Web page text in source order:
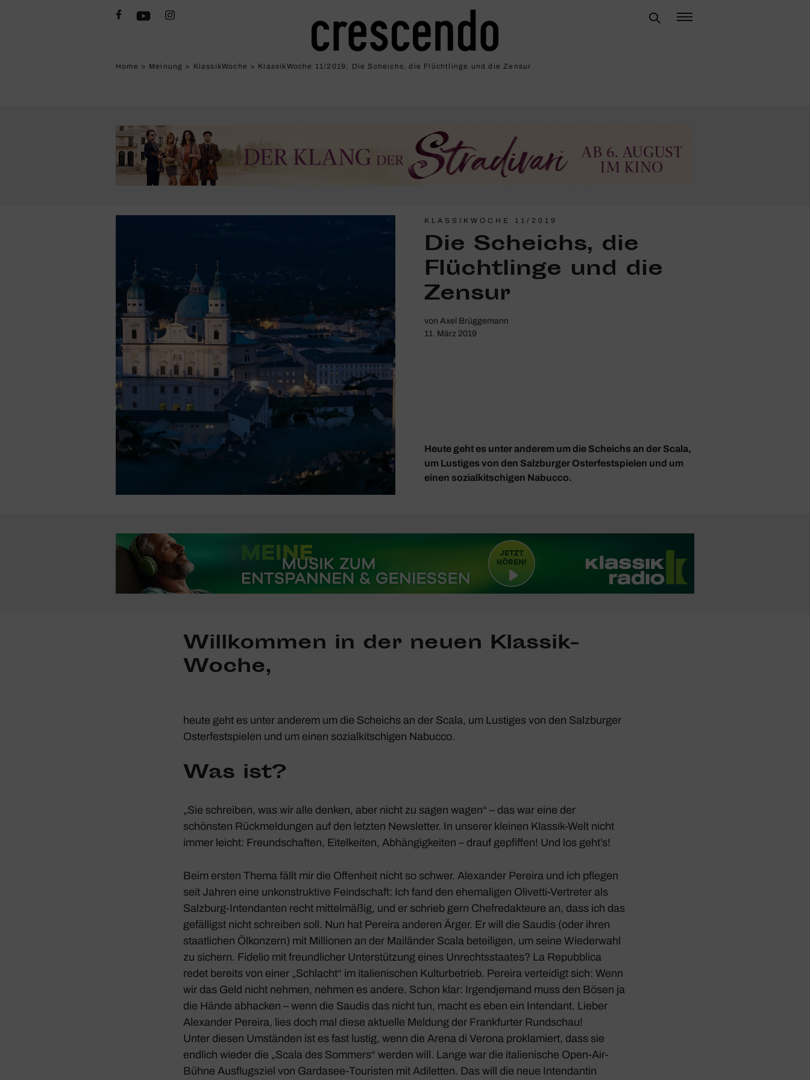
Home > Meinung > KlassikWoche > KlassikWoche 11/2019: Die Scheichs, die Flücht­linge und die Zensur
KLASSIKWOCHE 11/2019
Die Scheichs, die
Flücht­linge und die
Zensur
von Axel Brüggemann
11. März 2019
Heute geht es unter anderem um die Scheichs an der Scala,
um Lustiges von den Salz­burger Oster­fest­spielen und um
einen sozi­al­kit­schigen Nabucco.
Will­kommen in der neuen Klassik-
Woche,
heute geht es unter anderem um die Scheichs an der Scala, um Lustiges von den Salz­burger
Oster­fest­spielen und um einen sozi­al­kit­schigen Nabucco.
Was ist?
„Sie schreiben, was wir alle denken, aber nicht zu sagen wagen“ – das war eine der
schönsten Rück­mel­dungen auf den letzten News­letter. In unserer kleinen Klassik-Welt nicht
immer leicht: Freund­schaften, Eitel­keiten, Abhän­gig­keiten – drauf gepfiffen! Und los geht’s!
Beim ersten Thema fällt mir die Offen­heit nicht so schwer. Alex­ander Pereira und ich pflegen
seit Jahren eine unkon­struk­tive Feind­schaft: Ich fand den ehema­ligen Olivetti-Vertreter als
Salz­burg-Inten­danten recht mittel­mäßig, und er schrieb gern Chef­re­dak­teure an, dass ich das
gefäl­ligst nicht schreiben soll. Nun hat Pereira anderen Ärger. Er will die Saudis (oder ihren
staat­li­chen Ölkon­zern) mit Millionen an der Mailänder Scala betei­ligen, um seine Wieder­wahl
zu sichern. Fidelio mit freund­li­cher Unter­stüt­zung eines Unrechts­staates? La Repubblica
redet bereits von einer „Schlacht“ im italie­ni­schen Kultur­be­trieb. Pereira vertei­digt sich: Wenn
wir das Geld nicht nehmen, nehmen es andere. Schon klar: Irgend­je­mand muss den Bösen ja
die Hände abha­cken – wenn die Saudis das nicht tun, macht es eben ein Inten­dant. Lieber
Alex­ander Pereira, lies doch mal diese aktu­elle Meldung der Frank­furter Rund­schau!
Unter diesen Umständen ist es fast lustig, wenn die Arena di Verona prokla­miert, dass sie
endlich wieder die „Scala des Sommers“ werden will. Lange war die italie­ni­sche Open-Air-
Bühne Ausflugs­ziel von Gardasee-Touristen mit Adiletten. Das will die neue Inten­dantin